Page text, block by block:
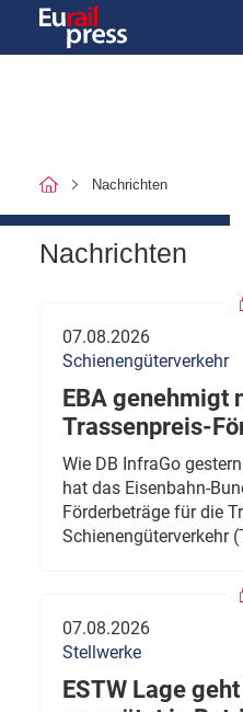
Nachrichten
Nachrichten
07.08.2026
Schienengüterverkehr
EBA genehmigt
Trassenpreis-
Wie DB InfraGo
hat das Eisenbahn-
Förderbeträge für die
Schienengüterverkehr
07.08.2026
Stellwerke
ESTW Lage